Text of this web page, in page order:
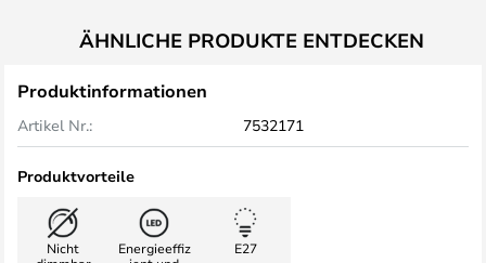
ÄHNLICHE PRODUKTE ENTDECKEN
Produktinformationen
Artikel Nr.: 7532171
Produktvorteile
Nicht
Energieeffiz
E27